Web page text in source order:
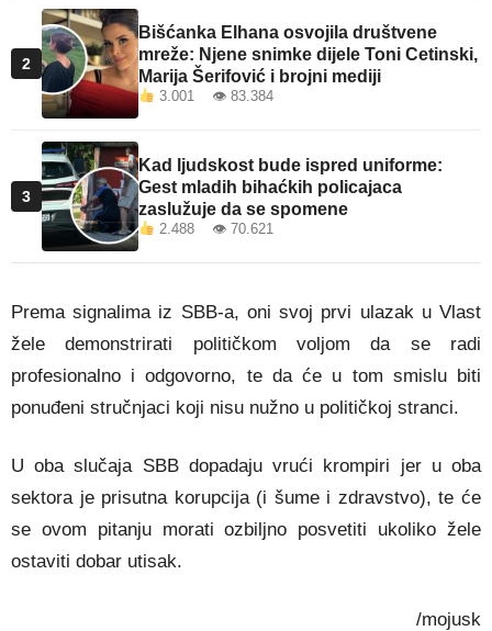
2
Bišćanka Elhana osvojila društvene
mreže: Njene snimke dijele Toni Cetinski,
Marija Šerifović i brojni mediji
3.001 👁 83.384
3
Kad ljudskost bude ispred uniforme:
Gest mladih bihaćkih policajaca
zaslužuje da se spomene
2.488 👁 70.621
Prema signalima iz SBB-a, oni svoj prvi ulazak u Vlast
žele demonstrirati političkom voljom da se radi
profesionalno i odgovorno, te da će u tom smislu biti
ponuđeni stručnjaci koji nisu nužno u političkoj stranci.
U oba slučaja SBB dopadaju vrući krompiri jer u oba
sektora je prisutna korupcija (i šume i zdravstvo), te će
se ovom pitanju morati ozbiljno posvetiti ukoliko žele
ostaviti dobar utisak.
/mojusk